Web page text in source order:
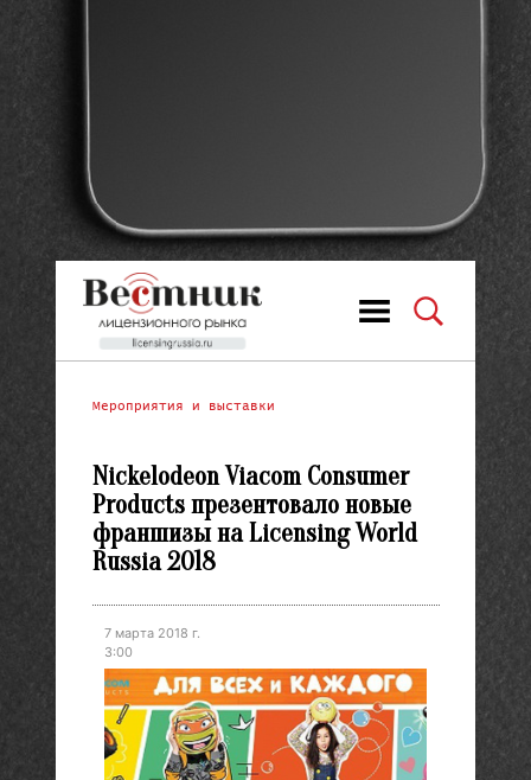
Мероприятия и выставки
Nickelodeon Viacom Consumer
Products презентовало новые
франшизы на Licensing World
Russia 2018
7 марта 2018 г.
3:00